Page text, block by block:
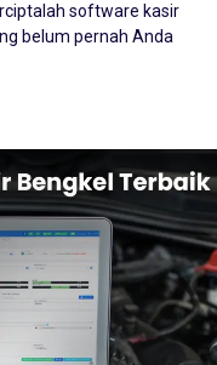
software kasir
belum pernah Anda